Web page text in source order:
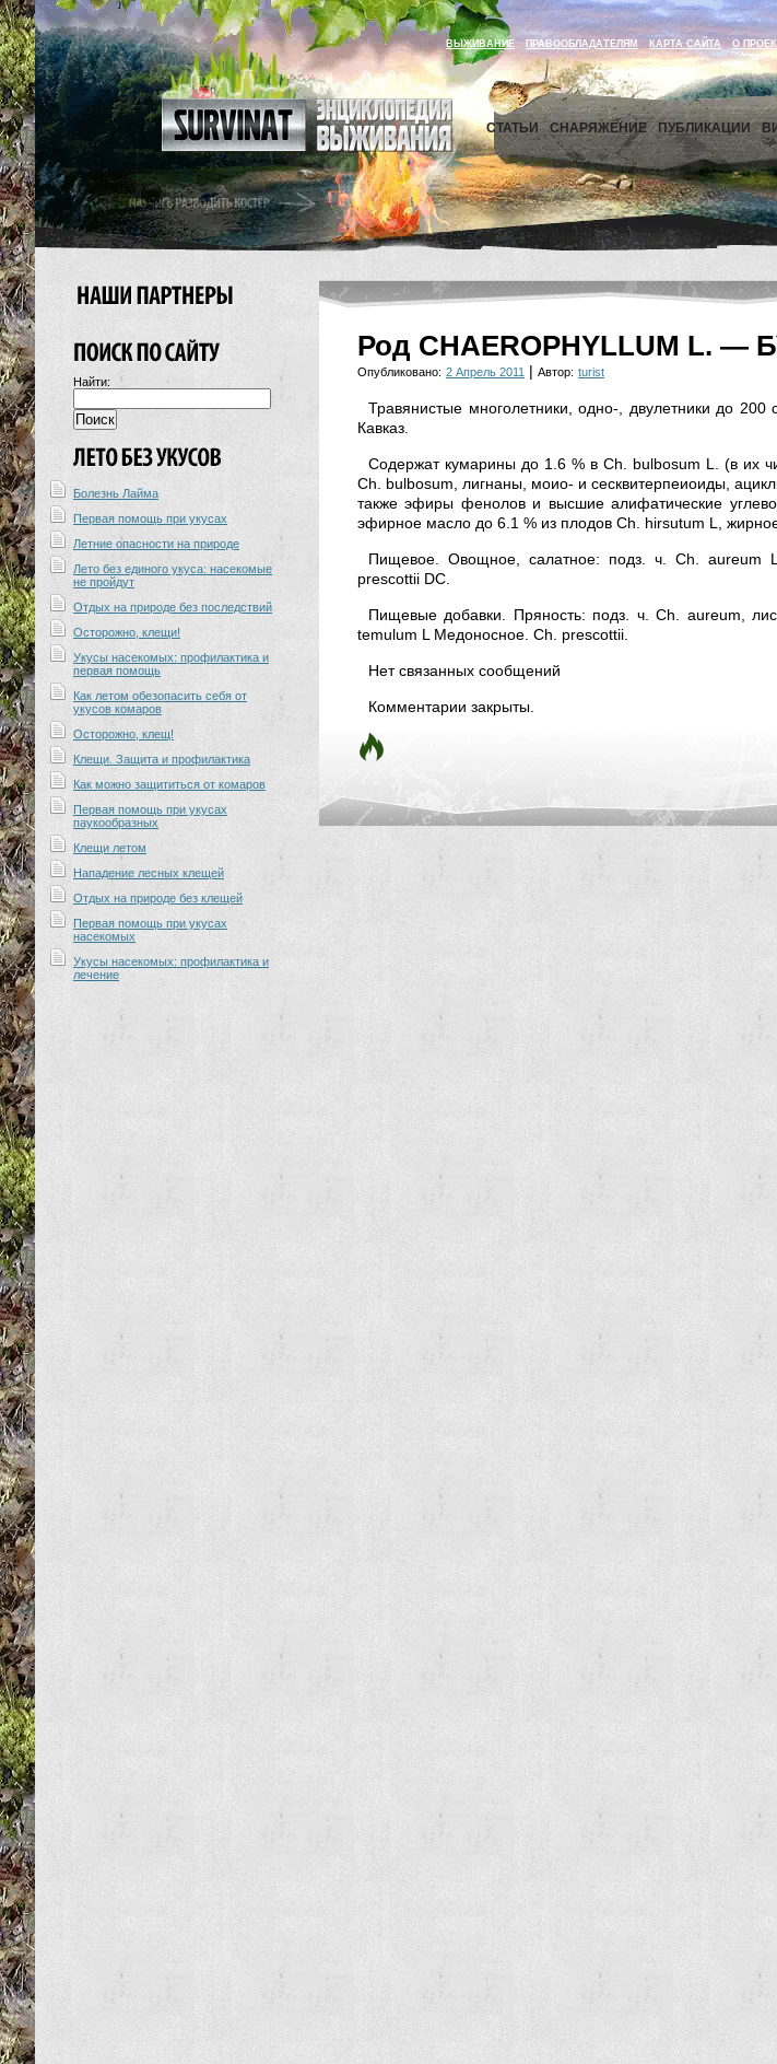
ВЫЖИВАНИЕ ПРАВООБЛАДАТЕЛЯМ КАРТА САЙТА О
СТАТЬИ СНАРЯЖЕНИЕ ПУБЛИКАЦИИ
Найти:
Болезнь Лайма
Первая помощь при укусах
Летние опасности на природе
Лето без единого укуса: насекомые
не пройдут
Отдых на природе без последствий
Осторожно, клещи!
Укусы насекомых: профилактика и
первая помощь
Как летом обезопасить себя от
укусов комаров
Осторожно, клещ!
Клещи. Защита и профилактика
Как можно защититься от комаров
Первая помощь при укусах
паукообразных
Клещи летом
Нападение лесных клещей
Отдых на природе без клещей
Первая помощь при укусах
насекомых
Укусы насекомых: профилактика и
лечение
Род CHAEROPHYLLUM L. —
Опубликовано: 2 Апрель 2011 | Автор: turist
Травянистые многолетники, одно-, двулетники до 200
Кавказ.
Содержат кумарины до 1.6 % в Ch. bulbosum L. (в их
Ch. bulbosum, лигнаны, моио- и сесквитерпеиоиды,
также эфиры фенолов и высшие алифатические
эфирное масло до 6.1 % из плодов Ch. hirsutum L,
Пищевое. Овощное, салатное: подз. ч. Ch. aureum
prescottii DC.
Пищевые добавки. Пряность: подз. ч. Ch. aureum,
temulum L Медоносное. Ch. prescottii.
Нет связанных сообщений
Комментарии закрыты.